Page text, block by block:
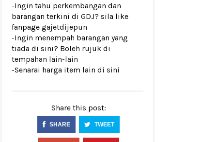
-Ingin tahu perkembangan dan
barangan terkini di GDJ? sila like
fanpage gajetdijepun
-Ingin menempah barangan yang
tiada di sini? Boleh rujuk di
tempahan lain-lain
-Senarai harga item lain di sini
Share this post:
SHARE TWEET